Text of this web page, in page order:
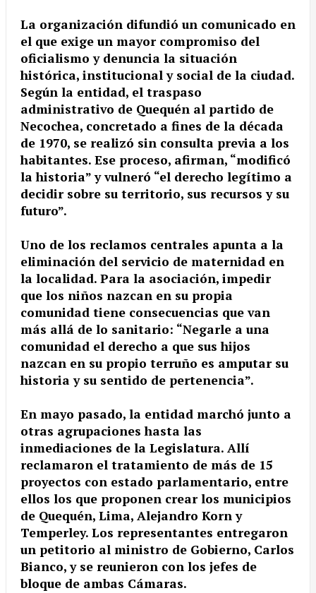
La organización difundió un comunicado en
el que exige un mayor compromiso del
oficialismo y denuncia la situación
histórica, institucional y social de la ciudad.
Según la entidad, el traspaso
administrativo de Quequén al partido de
Necochea, concretado a fines de la década
de 1970, se realizó sin consulta previa a los
habitantes. Ese proceso, afirman, “modificó
la historia” y vulneró “el derecho legítimo a
decidir sobre su territorio, sus recursos y su
futuro”.
Uno de los reclamos centrales apunta a la
eliminación del servicio de maternidad en
la localidad. Para la asociación, impedir
que los niños nazcan en su propia
comunidad tiene consecuencias que van
más allá de lo sanitario: “Negarle a una
comunidad el derecho a que sus hijos
nazcan en su propio terruño es amputar su
historia y su sentido de pertenencia”.
En mayo pasado, la entidad marchó junto a
otras agrupaciones hasta las
inmediaciones de la Legislatura. Allí
reclamaron el tratamiento de más de 15
proyectos con estado parlamentario, entre
ellos los que proponen crear los municipios
de Quequén, Lima, Alejandro Korn y
Temperley. Los representantes entregaron
un petitorio al ministro de Gobierno, Carlos
Bianco, y se reunieron con los jefes de
bloque de ambas Cámaras.